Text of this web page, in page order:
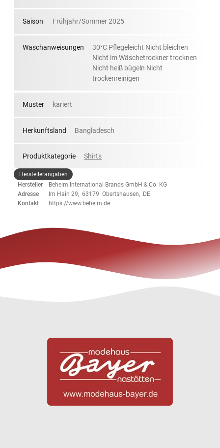
Saison Frühjahr/Sommer 2025
Waschanweisungen
30°C Pflegeleicht Nicht bleichen
Nicht im Wäschetrockner trocknen
Nicht heiß bügeln Nicht
trockenreinigen
Muster kariert
Herkunftsland Bangladesch
Produktkategorie Shirts
Herstellerangaben
Hersteller
Beheim International Brands GmbH & Co. KG
Adresse
Im Hain 29, 63179 Obertshausen, DE
Kontakt
https://www.beheim.de